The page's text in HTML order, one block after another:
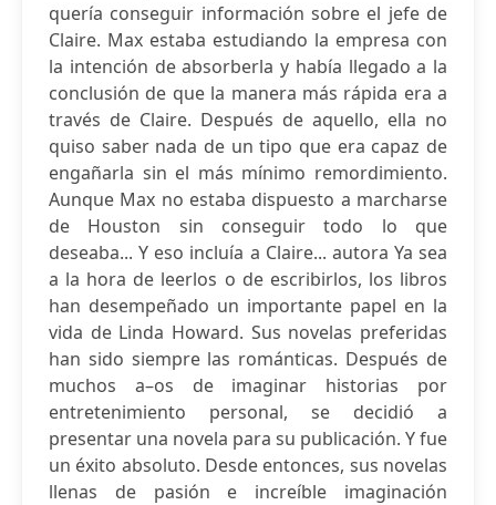
quería conseguir información sobre el jefe de
Claire. Max estaba estudiando la empresa con
la intención de absorberla y había llegado a la
conclusión de que la manera más rápida era a
través de Claire. Después de aquello, ella no
quiso saber nada de un tipo que era capaz de
engañarla sin el más mínimo remordimiento.
Aunque Max no estaba dispuesto a marcharse
de Houston sin conseguir todo lo que
deseaba... Y eso incluía a Claire... autora Ya sea
a la hora de leerlos o de escribirlos, los libros
han desempeñado un importante papel en la
vida de Linda Howard. Sus novelas preferidas
han sido siempre las románticas. Después de
muchos a–os de imaginar historias por
entretenimiento personal, se decidió a
presentar una novela para su publicación. Y fue
un éxito absoluto. Desde entonces, sus novelas
llenas de pasión e increíble imaginación